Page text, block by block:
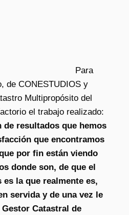
Para
de CONESTUDIOS y
Multipropósito del
el trabajo realizado:
de resultados que hemos
que encontramos
por fin están viendo
donde son, de que el
la que realmente es,
servida y de una vez le
Catastral de